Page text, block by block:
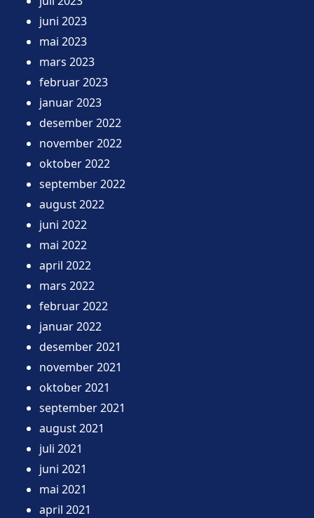
juni 2023
mai 2023
mars 2023
februar 2023
januar 2023
desember 2022
november 2022
oktober 2022
september 2022
august 2022
juni 2022
mai 2022
april 2022
mars 2022
februar 2022
januar 2022
desember 2021
november 2021
oktober 2021
september 2021
august 2021
juli 2021
juni 2021
mai 2021
april 2021